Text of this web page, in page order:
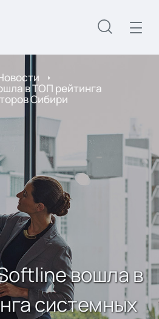
в ТОП рейтинга
Сибири
вошла в
системных